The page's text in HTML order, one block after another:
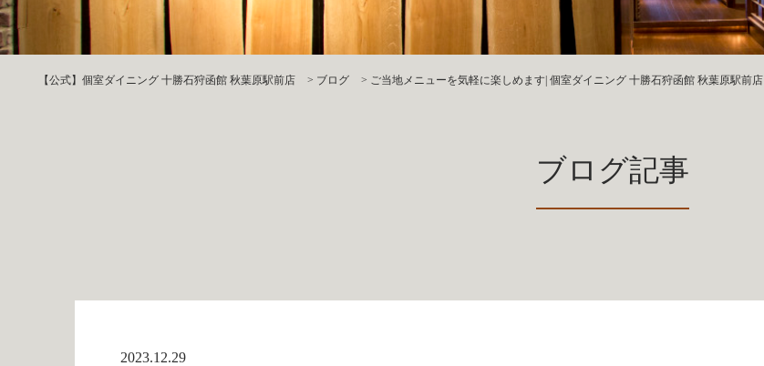
【公式】個室ダイニング 十勝石狩函館 秋葉原駅前店 > ブログ > ご当地メニューを気軽に楽しめます| 個室ダイニング 十勝石狩函館 秋葉原駅前店
ブログ記事
2023.12.29